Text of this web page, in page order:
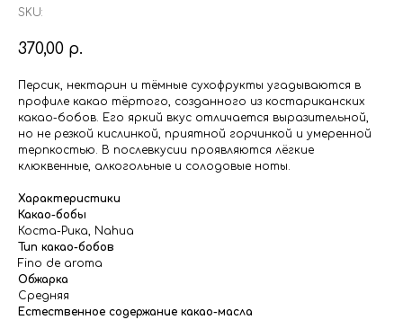
SKU:
370,00 р.
Персик, нектарин и тёмные сухофрукты угадываются в
профиле какао тёртого, созданного из костариканских
какао-бобов. Его яркий вкус отличается выразительной,
но не резкой кислинкой, приятной горчинкой и умеренной
терпкостью. В послевкусии проявляются лёгкие
клюквенные, алкогольные и солодовые ноты.
Характеристики
Какао-бобы
Коста-Рика, Nahua
Тип какао-бобов
Fino de aroma
Обжарка
Средняя
Естественное содержание какао-масла